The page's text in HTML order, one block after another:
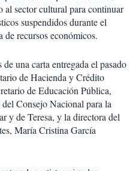
al sector cultural para continuar
suspendidos durante el
de recursos económicos.
una carta entregada el pasado
de Hacienda y Crédito
de Educación Pública,
Consejo Nacional para la
y de Teresa, y la directora del
María Cristina García